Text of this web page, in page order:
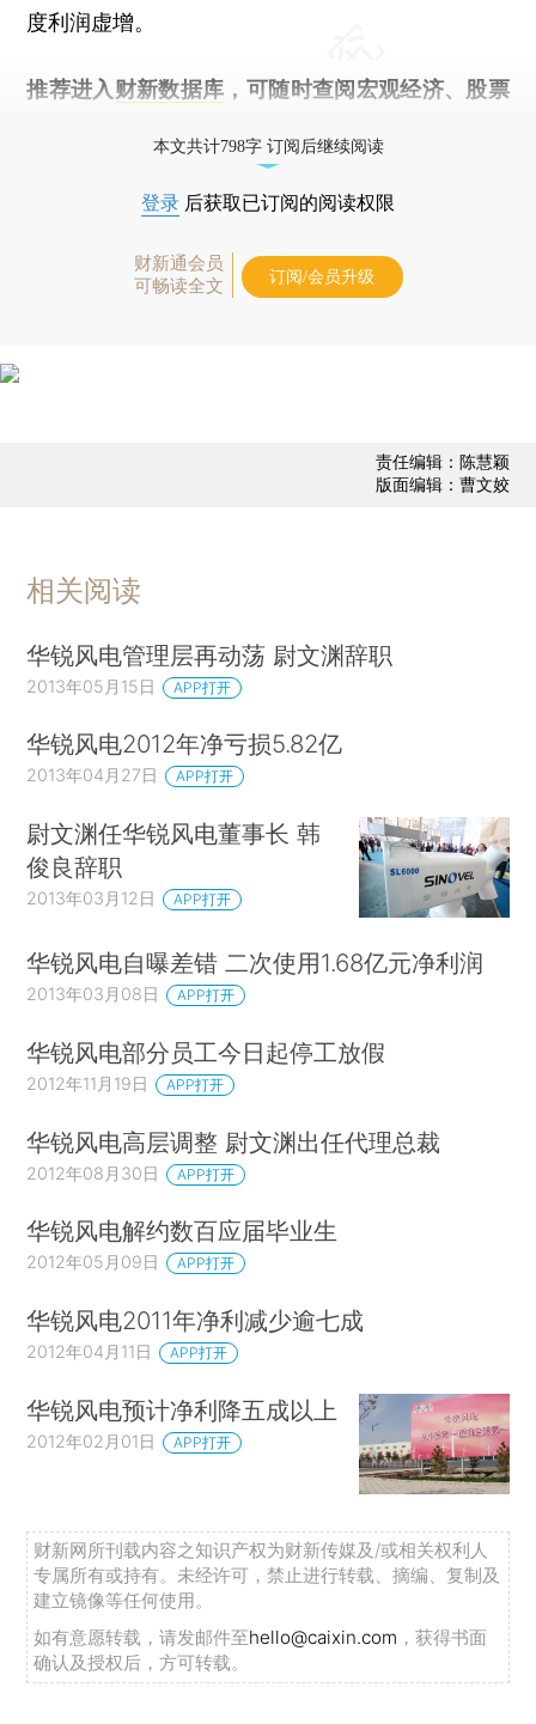
度利润虚增。
推荐进入 财新数据库 ，可随时查阅宏观经济、股票
本文共计798字 订阅后继续阅读
登录 后获取已订阅的阅读权限
财新通会员
可畅读全文
订阅/会员升级
责任编辑：陈慧颖
版面编辑：曹文姣
相关阅读
华锐风电管理层再动荡 尉文渊辞职
2013年05月15日 APP打开
华锐风电2012年净亏损5.82亿
2013年04月27日 APP打开
尉文渊任华锐风电董事长 韩
俊良辞职
2013年03月12日 APP打开
华锐风电自曝差错 二次使用1.68亿元净利润
2013年03月08日 APP打开
华锐风电部分员工今日起停工放假
2012年11月19日 APP打开
华锐风电高层调整 尉文渊出任代理总裁
2012年08月30日 APP打开
华锐风电解约数百应届毕业生
2012年05月09日 APP打开
华锐风电2011年净利减少逾七成
2012年04月11日 APP打开
华锐风电预计净利降五成以上
2012年02月01日 APP打开
财新网所刊载内容之知识产权为财新传媒及/或相关权利人
专属所有或持有。未经许可，禁止进行转载、摘编、复制及
建立镜像等任何使用。
如有意愿转载，请发邮件至hello@caixin.com ，获得书面
确认及授权后，方可转载。